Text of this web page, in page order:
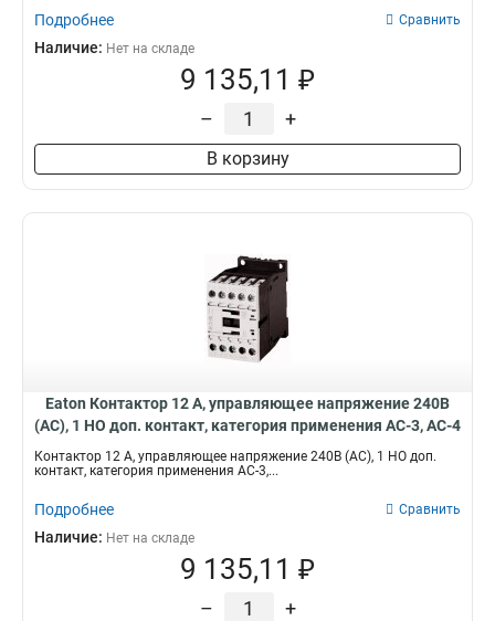
Подробнее Сравнить
Наличие: Нет на складе
9 135,11 ₽
– +
В корзину
Eaton Контактор 12 А, управляющее напряжение 240В
(АС), 1 НО доп. контакт, категория применения AC-3, AC-4
DILM12-10(240V50HZ)
Контактор 12 А, управляющее напряжение 240В (АС), 1 НО доп.
контакт, категория применения AC-3,...
Подробнее Сравнить
Наличие: Нет на складе
9 135,11 ₽
– +